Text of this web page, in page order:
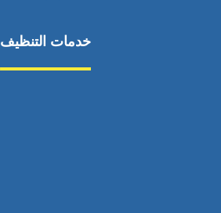
خدمات التنظيف